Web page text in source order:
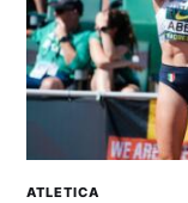
ATLETICA